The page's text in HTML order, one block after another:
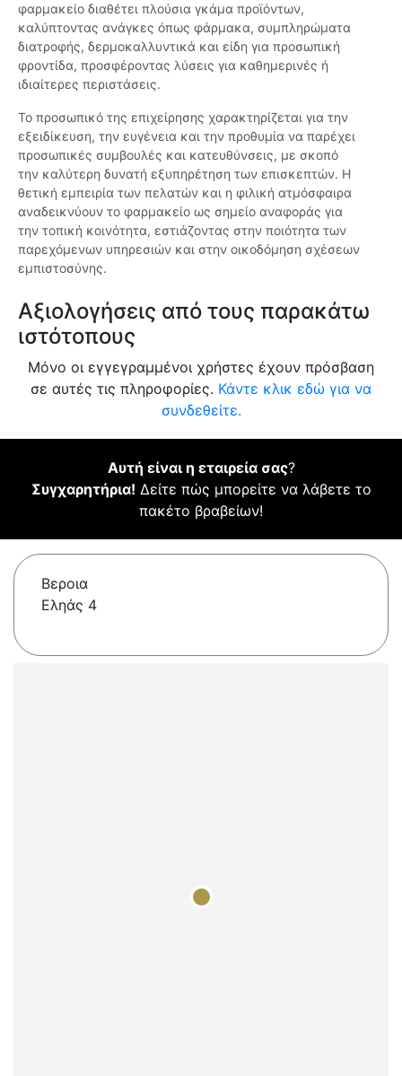
φαρμακείο διαθέτει πλούσια γκάμα προϊόντων,
καλύπτοντας ανάγκες όπως φάρμακα, συμπληρώματα
διατροφής, δερμοκαλλυντικά και είδη για προσωπική
φροντίδα, προσφέροντας λύσεις για καθημερινές ή
ιδιαίτερες περιστάσεις.
Το προσωπικό της επιχείρησης χαρακτηρίζεται για την
εξειδίκευση, την ευγένεια και την προθυμία να παρέχει
προσωπικές συμβουλές και κατευθύνσεις, με σκοπό
την καλύτερη δυνατή εξυπηρέτηση των επισκεπτών. Η
θετική εμπειρία των πελατών και η φιλική ατμόσφαιρα
αναδεικνύουν το φαρμακείο ως σημείο αναφοράς για
την τοπική κοινότητα, εστιάζοντας στην ποιότητα των
παρεχόμενων υπηρεσιών και στην οικοδόμηση σχέσεων
εμπιστοσύνης.
Αξιολογήσεις από τους παρακάτω
ιστότοπους
Μόνο οι εγγεγραμμένοι χρήστες έχουν πρόσβαση
σε αυτές τις πληροφορίες. Κάντε κλικ εδώ για να
συνδεθείτε.
Αυτή είναι η εταιρεία σας?
Συγχαρητήρια! Δείτε πώς μπορείτε να λάβετε το
πακέτο βραβείων!
Βεροια
Εληάς 4